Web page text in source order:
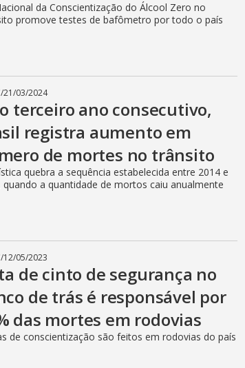
da Conscientização do Álcool Zero no
promove testes de bafômetro por todo o país
/21/03/2024
terceiro ano consecutivo,
registra aumento em
de mortes no trânsito
quebra a sequência estabelecida entre 2014 e
quando a quantidade de mortos caiu anualmente
/12/05/2023
de cinto de segurança no
de trás é responsável por
das mortes em rodovias
de conscientização são feitos em rodovias do país